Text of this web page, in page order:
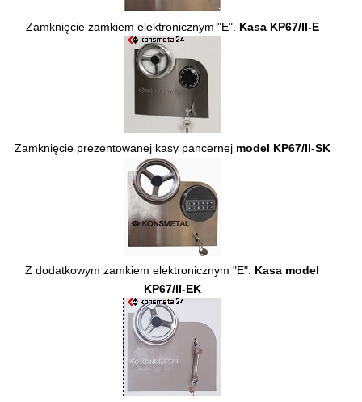
Zamknięcie zamkiem elektronicznym "E". Kasa KP67/II-E
Zamknięcie prezentowanej kasy pancernej model KP67/II-SK
Z dodatkowym zamkiem elektronicznym "E". Kasa model
KP67/II-EK